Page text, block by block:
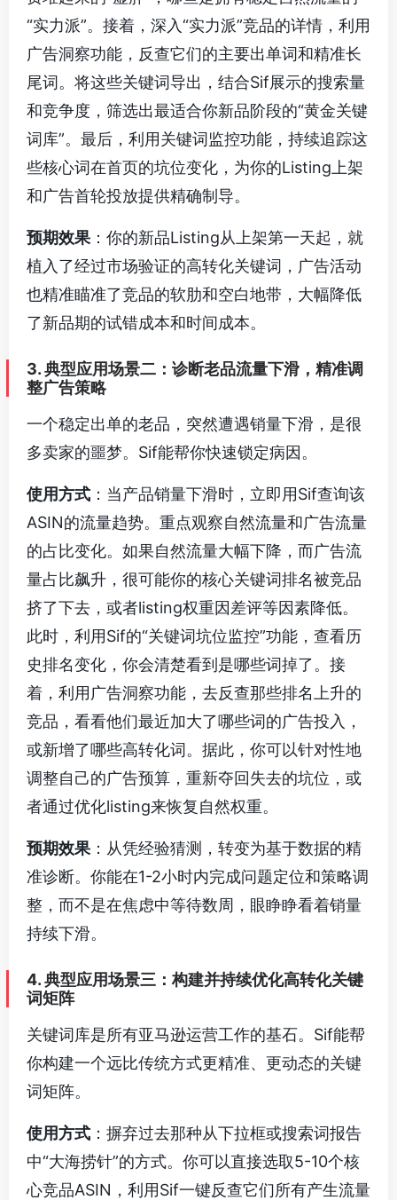
“实力派”。接着，深入“实力派”竞品的详情，利用
广告洞察功能，反查它们的主要出单词和精准长
尾词。将这些关键词导出，结合Sif展示的搜索量
和竞争度，筛选出最适合你新品阶段的“黄金关键
词库”。最后，利用关键词监控功能，持续追踪这
些核心词在首页的坑位变化，为你的Listing上架
和广告首轮投放提供精确制导。
预期效果 ：你的新品Listing从上架第一天起，就
植入了经过市场验证的高转化关键词，广告活动
也精准瞄准了竞品的软肋和空白地带，大幅降低
了新品期的试错成本和时间成本。
3. 典型应用场景二：诊断老品流量下滑，精准调
整广告策略
一个稳定出单的老品，突然遭遇销量下滑，是很
多卖家的噩梦。Sif能帮你快速锁定病因。
使用方式 ：当产品销量下滑时，立即用Sif查询该
ASIN的流量趋势。重点观察自然流量和广告流量
的占比变化。如果自然流量大幅下降，而广告流
量占比飙升，很可能你的核心关键词排名被竞品
挤了下去，或者listing权重因差评等因素降低。
此时，利用Sif的“关键词坑位监控”功能，查看历
史排名变化，你会清楚看到是哪些词掉了。接
着，利用广告洞察功能，去反查那些排名上升的
竞品，看看他们最近加大了哪些词的广告投入，
或新增了哪些高转化词。据此，你可以针对性地
调整自己的广告预算，重新夺回失去的坑位，或
者通过优化listing来恢复自然权重。
预期效果 ：从凭经验猜测，转变为基于数据的精
准诊断。你能在1-2小时内完成问题定位和策略调
整，而不是在焦虑中等待数周，眼睁睁看着销量
持续下滑。
4. 典型应用场景三：构建并持续优化高转化关键
词矩阵
关键词库是所有亚马逊运营工作的基石。Sif能帮
你构建一个远比传统方式更精准、更动态的关键
词矩阵。
使用方式 ：摒弃过去那种从下拉框或搜索词报告
中“大海捞针”的方式。你可以直接选取5-10个核
心竞品ASIN，利用Sif一键反查它们所有产生流量